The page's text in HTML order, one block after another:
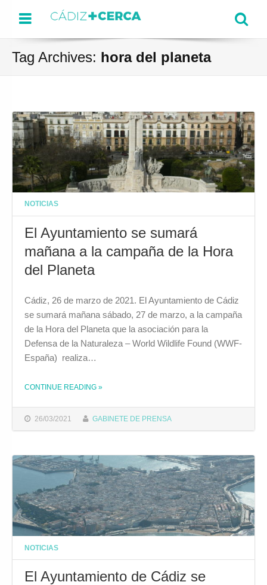
Menu
Tag Archives: hora del planeta
NOTICIAS
El Ayuntamiento se sumará
mañana a la campaña de la Hora
del Planeta
26/03/2021 GABINETE DE PRENSA
Cádiz, 26 de marzo de 2021. El Ayuntamiento de Cádiz
se sumará mañana sábado, 27 de marzo, a la campaña
de la Hora del Planeta que la asociación para la
Defensa de la Naturaleza – World Wildlife Found (WWF-
España) realiza…
CONTINUE READING THE "EL AYUNTAMIENTO SE SUMARÁ MAÑANA A LA CAMPAÑA DE LA HORA DEL PLANETA "
»
NOTICIAS
El Ayuntamiento de Cádiz se